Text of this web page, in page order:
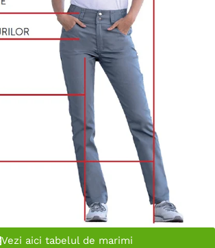
Vezi aici tabelul de marimi